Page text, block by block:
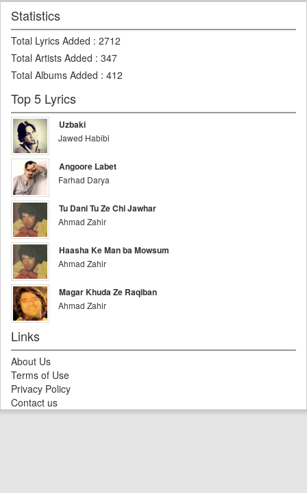
Statistics
Total Lyrics Added : 2712
Total Artists Added : 347
Total Albums Added : 412
Top 5 Lyrics
Uzbaki
Jawed Habibi
Angoore Labet
Farhad Darya
Tu Dani Tu Ze Chi Jawhar
Ahmad Zahir
Haasha Ke Man ba Mowsum
Ahmad Zahir
Magar Khuda Ze Raqiban
Ahmad Zahir
Links
About Us
Terms of Use
Privacy Policy
Contact us